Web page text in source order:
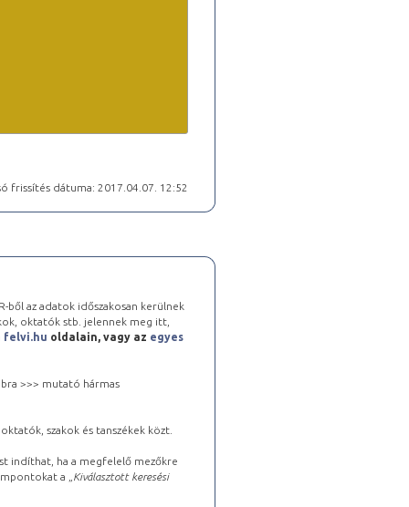
frissítés dátuma: 2017.04.07. 12:52
ből az adatok időszakosan kerülnek
oktatók stb. jelennek meg itt,
felvi.hu oldalain, vagy az egyes
>>> mutató hármas
szakok és tanszékek közt.
indíthat, ha a megfelelő mezőkre
a „ Kiválasztott keresési